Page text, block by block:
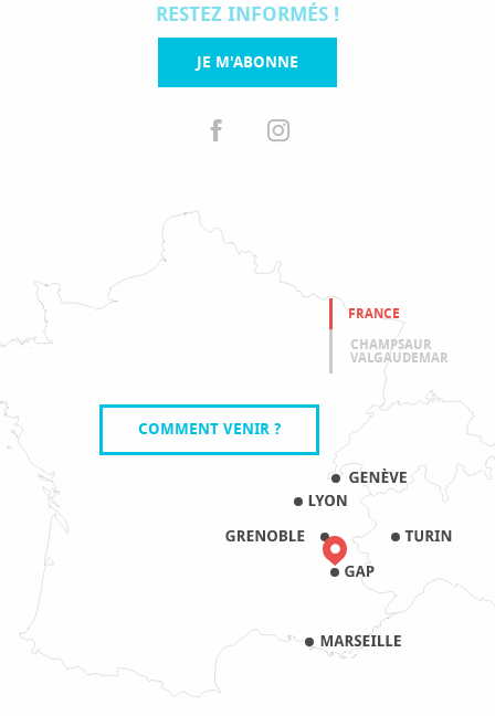
RESTEZ INFORMÉS !
JE M'ABONNE
FRANCE
CHAMPSAUR
VALGAUDEMAR
COMMENT VENIR ?